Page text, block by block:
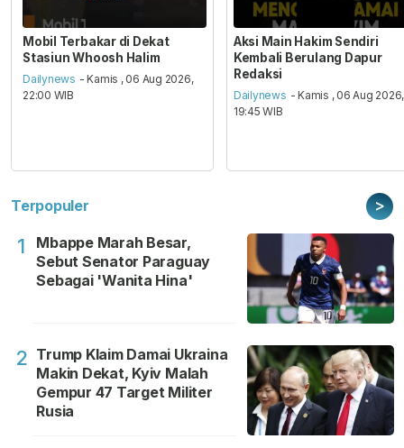
Mobil Terbakar di Dekat
Stasiun Whoosh Halim
Dailynews - Kamis , 06 Aug 2026,
22:00 WIB
Aksi Main Hakim Sendiri
Kembali Berulang Dapur
Redaksi
Dailynews - Kamis , 06 Aug 2026,
19:45 WIB
Terpopuler >
1
Mbappe Marah Besar,
Sebut Senator Paraguay
Sebagai 'Wanita Hina'
2 Trump Klaim Damai Ukraina
Makin Dekat, Kyiv Malah
Gempur 47 Target Militer
Rusia